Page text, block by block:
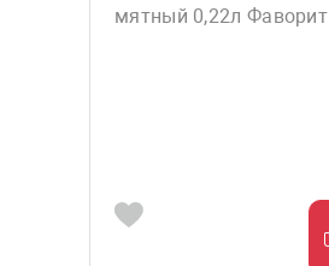
мятный 0,22л Фаворит